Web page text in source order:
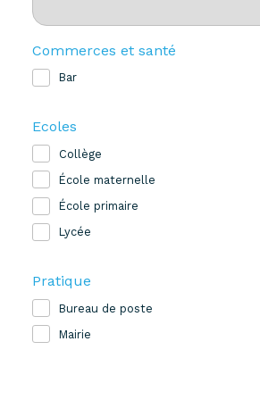
Commerces et santé
Bar
Ecoles
Collège
École maternelle
École primaire
Lycée
Pratique
Bureau de poste
Mairie